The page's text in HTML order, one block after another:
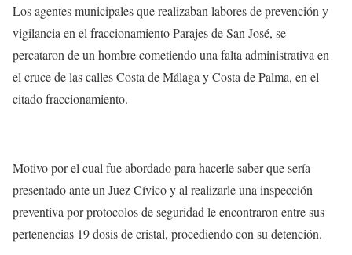
Los agentes municipales que realizaban labores de prevención y
vigilancia en el fraccionamiento Parajes de San José, se
percataron de un hombre cometiendo una falta administrativa en
el cruce de las calles Costa de Málaga y Costa de Palma, en el
citado fraccionamiento.
Motivo por el cual fue abordado para hacerle saber que sería
presentado ante un Juez Cívico y al realizarle una inspección
preventiva por protocolos de seguridad le encontraron entre sus
pertenencias 19 dosis de cristal, procediendo con su detención.